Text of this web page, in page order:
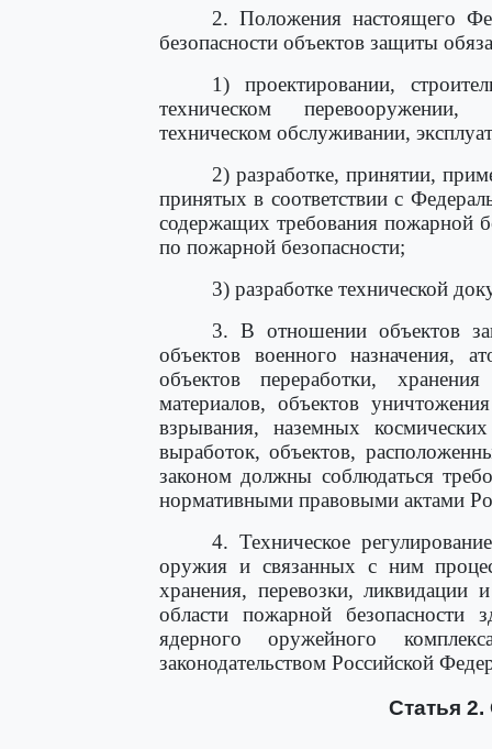
2. Положения настоящего
безопасности объектов защиты
1) проектировании,
техническом перевооружении,
техническом обслуживании,
2) разработке, принятии,
принятых в соответствии с
содержащих требования пожарной
по пожарной безопасности;
3) разработке технической
3. В отношении объектов
объектов военного назначения,
объектов переработки,
материалов, объектов
взрывания, наземных
выработок, объектов,
законом должны соблюдаться
нормативными правовыми актами
4. Техническое
оружия и связанных с ним
хранения, перевозки, ликвидации
области пожарной безопасности
ядерного оружейного
законодательством Российской
Статья